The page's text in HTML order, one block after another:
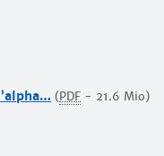
( PDF - 21.6 Mio)